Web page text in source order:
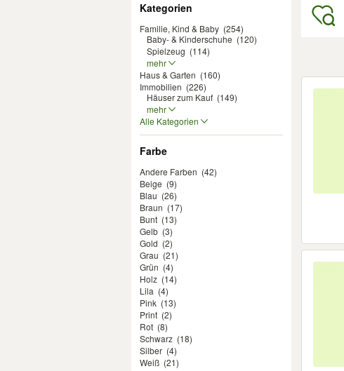
Kategorien
Familie, Kind & Baby (254)
Baby- & Kinderschuhe (120)
Spielzeug (114)
mehr
Haus & Garten (160)
Immobilien (226)
Häuser zum Kauf (149)
mehr
Alle Kategorien
Farbe
Andere Farben (42)
Beige (9)
Blau (26)
Braun (17)
Bunt (13)
Gelb (3)
Gold (2)
Grau (21)
Grün (4)
Holz (14)
Lila (4)
Pink (13)
Print (2)
Rot (8)
Schwarz (18)
Silber (4)
Weiß (21)